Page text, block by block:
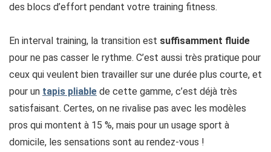
des blocs d’effort pendant votre training fitness.
En interval training, la transition est suffisamment fluide
pour ne pas casser le rythme. C’est aussi très pratique pour
ceux qui veulent bien travailler sur une durée plus courte, et
pour un tapis pliable de cette gamme, c’est déjà très
satisfaisant. Certes, on ne rivalise pas avec les modèles
pros qui montent à 15 %, mais pour un usage sport à
domicile, les sensations sont au rendez-vous !